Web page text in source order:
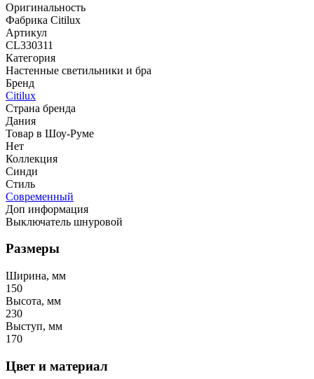
Оригинальность
Фабрика Citilux
Артикул
CL330311
Категория
Настенные светильники и бра
Бренд
Citilux
Страна бренда
Дания
Товар в Шоу-Руме
Нет
Коллекция
Синди
Стиль
Современный
Доп информация
Выключатель шнуровой
Размеры
Ширина, мм
150
Высота, мм
230
Выступ, мм
170
Цвет и материал